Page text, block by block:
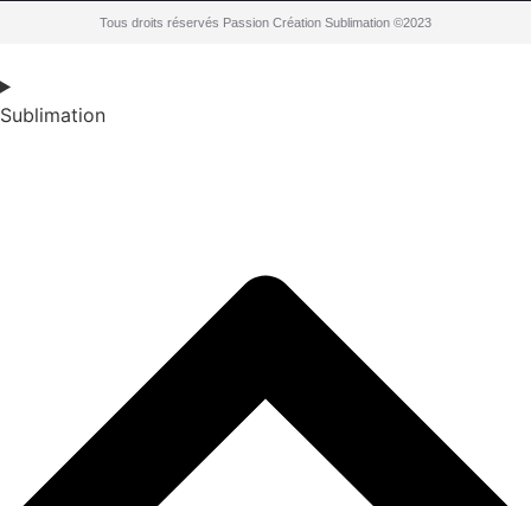
Tous droits réservés Passion Création Sublimation ©2023
Sublimation